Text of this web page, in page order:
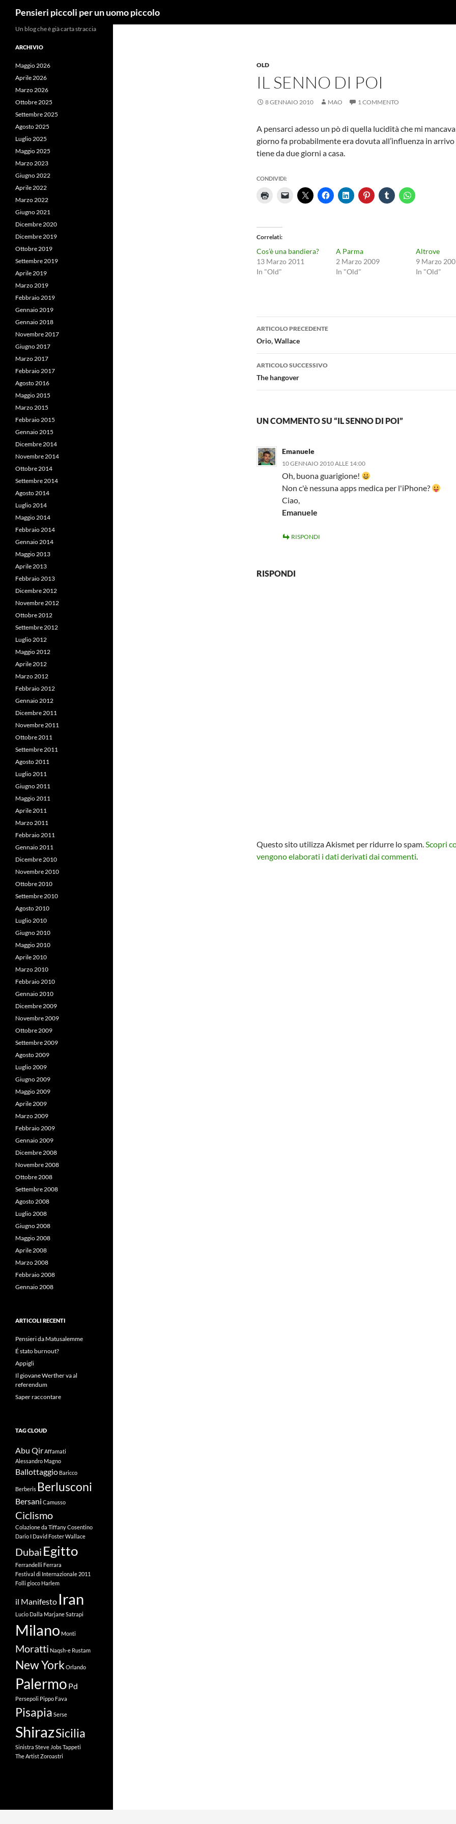
Pensieri piccoli per un uomo piccolo
OLD
IL SENNO DI POI
8 GENNAIO 2010 MAO 1 COMMENTO
A pensarci adesso un pò di quella lucidità che mi
giorno fa probabilmente era dovuta all’influenza in arrivo
tiene da due giorni a casa.
CONDIVIDI:
Correlati
Cos’è una bandiera?
13 Marzo 2011
In "Old"
A Parma
2 Marzo 2009
In "Old"
Altrove
9 Marzo
In "Old"
Navigazione
articolo
ARTICOLO PRECEDENTE
Orio, Wallace
ARTICOLO SUCCESSIVO
The hangover
UN COMMENTO SU “IL SENNO DI POI”
Emanuele
10 GENNAIO 2010 ALLE 14:00
Oh, buona guarigione!
Non c'è nessuna apps medica per l'iPhone?
Ciao,
Emanuele
RISPONDI
RISPONDI
Questo sito utilizza Akismet per ridurre lo spam.Scopri
vengono elaborati i dati derivati dai commenti.
Un blog che è già carta straccia
ARCHIVIO
Maggio 2026
Aprile 2026
Marzo 2026
Ottobre 2025
Settembre 2025
Agosto 2025
Luglio 2025
Maggio 2025
Marzo 2023
Giugno 2022
Aprile 2022
Marzo 2022
Giugno 2021
Dicembre 2020
Dicembre 2019
Ottobre 2019
Settembre 2019
Aprile 2019
Marzo 2019
Febbraio 2019
Gennaio 2019
Gennaio 2018
Novembre 2017
Giugno 2017
Marzo 2017
Febbraio 2017
Agosto 2016
Maggio 2015
Marzo 2015
Febbraio 2015
Gennaio 2015
Dicembre 2014
Novembre 2014
Ottobre 2014
Settembre 2014
Agosto 2014
Luglio 2014
Maggio 2014
Febbraio 2014
Gennaio 2014
Maggio 2013
Aprile 2013
Febbraio 2013
Dicembre 2012
Novembre 2012
Ottobre 2012
Settembre 2012
Luglio 2012
Maggio 2012
Aprile 2012
Marzo 2012
Febbraio 2012
Gennaio 2012
Dicembre 2011
Novembre 2011
Ottobre 2011
Settembre 2011
Agosto 2011
Luglio 2011
Giugno 2011
Maggio 2011
Aprile 2011
Marzo 2011
Febbraio 2011
Gennaio 2011
Dicembre 2010
Novembre 2010
Ottobre 2010
Settembre 2010
Agosto 2010
Luglio 2010
Giugno 2010
Maggio 2010
Aprile 2010
Marzo 2010
Febbraio 2010
Gennaio 2010
Dicembre 2009
Novembre 2009
Ottobre 2009
Settembre 2009
Agosto 2009
Luglio 2009
Giugno 2009
Maggio 2009
Aprile 2009
Marzo 2009
Febbraio 2009
Gennaio 2009
Dicembre 2008
Novembre 2008
Ottobre 2008
Settembre 2008
Agosto 2008
Luglio 2008
Giugno 2008
Maggio 2008
Aprile 2008
Marzo 2008
Febbraio 2008
Gennaio 2008
ARTICOLI RECENTI
Pensieri da Matusalemme
É stato burnout?
Appigli
Il giovane Werther va al
referendum
Saper raccontare
TAG CLOUD
Abu QirAffamati
Alessandro Magno
Ballottaggio Baricco
Berberis Berlusconi
Bersani Camusso
Ciclismo
Colazione da TiffanyCosentino
Dario I David Foster Wallace
Dubai Egitto
Ferrandelli Ferrara
Festival di Internazionale 2011
Folli gioco Harlem
il Manifesto Iran
Lucio Dalla Marjane Satrapi
Milano Monti
Moratti Naqsh-e Rustam
New York Orlando
Palermo Pd
Persepoli Pippo Fava
Pisapia Serse
ShirazSicilia
Sinistra Steve JobsTappeti
The ArtistZoroastri